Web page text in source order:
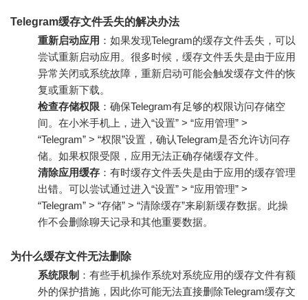
Telegram缓存文件丢失的解决办法
重新启动应用 ：如果发现Telegram的缓存文件丢失，可以
尝试重新启动应用。很多时候，缓存文件丢失是由于应用
异常关闭或系统故障，重新启动可能会触发缓存文件的恢
复或重新下载。
检查存储权限 ：确保Telegram有足够的权限访问存储空
间。在小米手机上，进入“设置” > “应用管理” >
“Telegram” > “权限”设置，确认Telegram是否允许访问存
储。如果权限受限，应用无法正确存储缓存文件。
清除应用缓存 ：有时缓存文件丢失是由于应用的缓存管理
出错。可以尝试通过进入“设置” > “应用管理” >
“Telegram” > “存储” > “清除缓存”来刷新缓存数据。此操
作不会删除聊天记录和其他重要数据。
为什么缓存文件无法删除
系统限制 ：有些手机操作系统对系统应用的缓存文件有额
外的保护措施，因此你可能无法直接删除Telegram缓存文